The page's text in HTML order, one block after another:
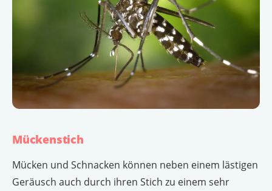
Mückenstich
Mücken und Schnacken können neben einem lästigen
Geräusch auch durch ihren Stich zu einem sehr